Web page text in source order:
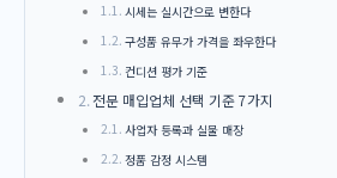
시세는 실시간으로 변한다
구성품 유무가 가격을 좌우한다
컨디션 평가 기준
전문 매입업체 선택 기준 7가지
사업자 등록과 실물 매장
정품 감정 시스템